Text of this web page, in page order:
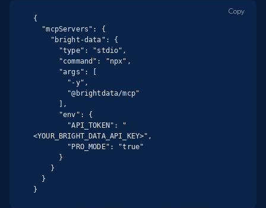
{
<YOUR_BRIGHT_DATA_API_KEY>",
}
Copy